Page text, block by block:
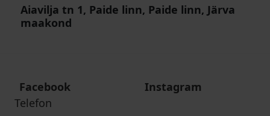
Aiavilja tn 1, Paide linn, Paide linn, Järva
maakond
Facebook
Instagram
Telefon